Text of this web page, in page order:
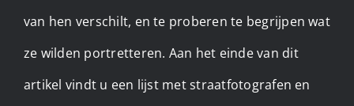
van hen verschilt, en te proberen te begrijpen wat
ze wilden portretteren. Aan het einde van dit
artikel vindt u een lijst met straatfotografen en